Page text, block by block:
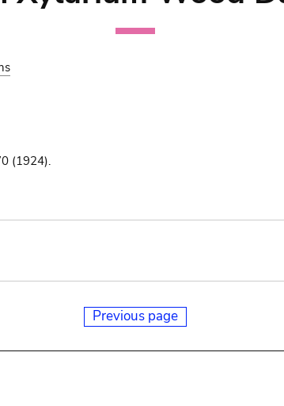
(1924).
Previous page